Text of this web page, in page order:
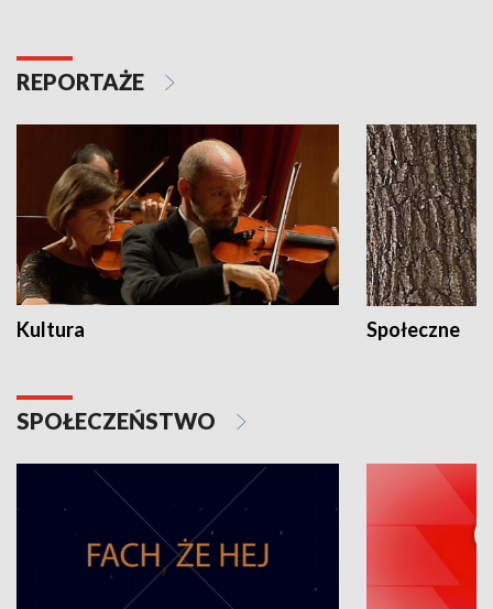
REPORTAŻE
Kultura Społeczne
SPOŁECZEŃSTWO